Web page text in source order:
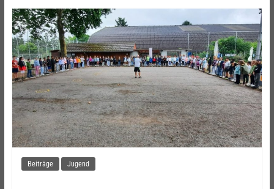
Beiträge Jugend